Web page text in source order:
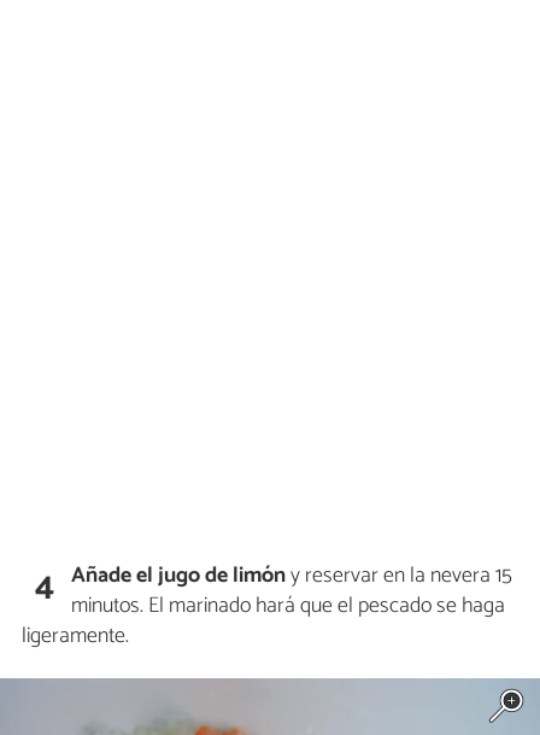
4 Añade el jugo de limóny reservar en la nevera 15
minutos. El marinado hará que el pescado se haga
ligeramente.